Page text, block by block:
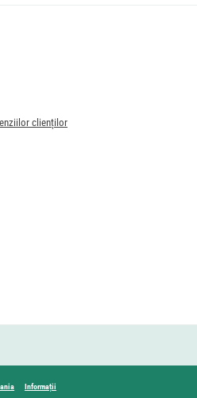
clienților
Informații